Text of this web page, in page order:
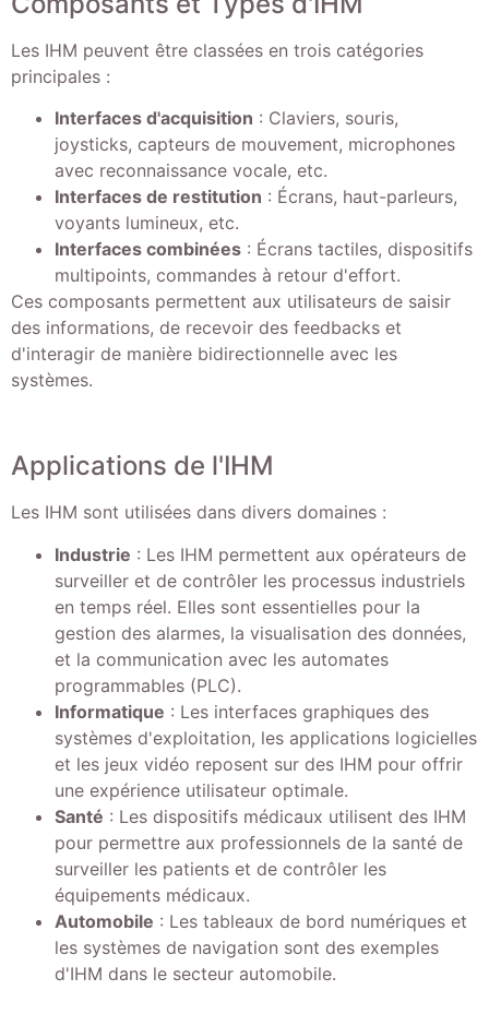
Les IHM peuvent être classées en trois catégories
principales :
Interfaces d'acquisition : Claviers, souris,
joysticks, capteurs de mouvement, microphones
avec reconnaissance vocale, etc.
Interfaces de restitution : Écrans, haut-parleurs,
voyants lumineux, etc.
Interfaces combinées : Écrans tactiles, dispositifs
multipoints, commandes à retour d'effort.
Ces composants permettent aux utilisateurs de saisir
des informations, de recevoir des feedbacks et
d'interagir de manière bidirectionnelle avec les
systèmes.
Applications de l'IHM
Les IHM sont utilisées dans divers domaines :
Industrie : Les IHM permettent aux opérateurs de
surveiller et de contrôler les processus industriels
en temps réel. Elles sont essentielles pour la
gestion des alarmes, la visualisation des données,
et la communication avec les automates
programmables (PLC).
Informatique : Les interfaces graphiques des
systèmes d'exploitation, les applications logicielles
et les jeux vidéo reposent sur des IHM pour offrir
une expérience utilisateur optimale.
Santé : Les dispositifs médicaux utilisent des IHM
pour permettre aux professionnels de la santé de
surveiller les patients et de contrôler les
équipements médicaux.
Automobile : Les tableaux de bord numériques et
les systèmes de navigation sont des exemples
d'IHM dans le secteur automobile.